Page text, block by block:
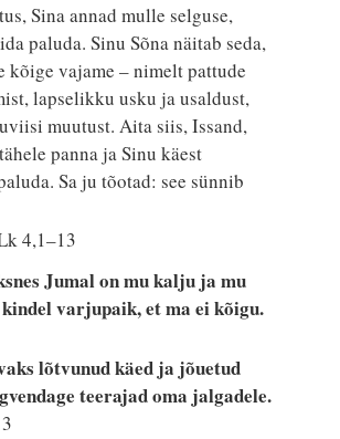
Sina annad mulle selguse,
paluda. Sinu Sõna näitab seda,
kõige vajame – nimelt pattude
lapselikku usku ja usaldust,
muutust. Aita siis, Issand,
panna ja Sinu käest
Sa ju tõotad: see sünnib
4,1–13
Jumal on mu kalju ja mu
kindel varjupaik, et ma ei kõigu.
lõtvunud käed ja jõuetud
teerajad oma jalgadele.